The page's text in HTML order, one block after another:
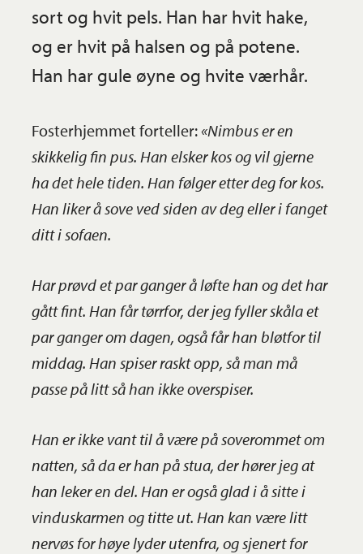
sort og hvit pels. Han har hvit hake,
og er hvit på halsen og på potene.
Han har gule øyne og hvite værhår.
Fosterhjemmet forteller:«Nimbus er en
skikkelig fin pus. Han elsker kos og vil gjerne
ha det hele tiden. Han følger etter deg for kos.
Han liker å sove ved siden av deg eller i fanget
ditt i sofaen.
Har prøvd et par ganger å løfte han og det har
gått fint. Han får tørrfor, der jeg fyller skåla et
par ganger om dagen, også får han bløtfor til
middag. Han spiser raskt opp, så man må
passe på litt så han ikke overspiser.
Han er ikke vant til å være på soverommet om
natten, så da er han på stua, der hører jeg at
han leker en del. Han er også glad i å sitte i
vinduskarmen og titte ut. Han kan være litt
nervøs for høye lyder utenfra, og sjenert for